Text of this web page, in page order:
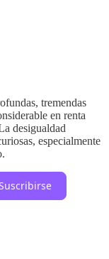
tremendas
en renta
desigualdad
especialmente